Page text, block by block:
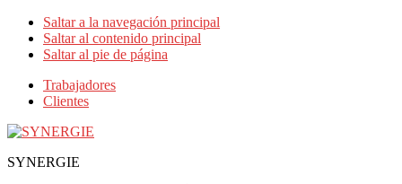
Saltar a la navegación principal
Saltar al contenido principal
Saltar al pie de página
Trabajadores
Clientes
SYNERGIE